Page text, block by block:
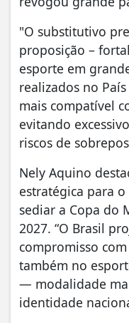
"O substitutivo
proposição –
esporte em
realizados no
mais compatível
evitando
riscos de
Nely Aquino
estratégica para
sediar a Copa do
2027. “O Brasil
compromisso
também no
— modalidade
identidade